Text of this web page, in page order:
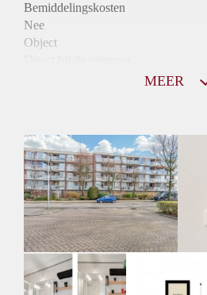
Bemiddelingskosten
Nee
Object
Huurtoeslag
Mogelijk
Inkomen eis
N.V.T.
Huurtermijn
Onbepaalde termijn
Oplevering
Kaal
MEER